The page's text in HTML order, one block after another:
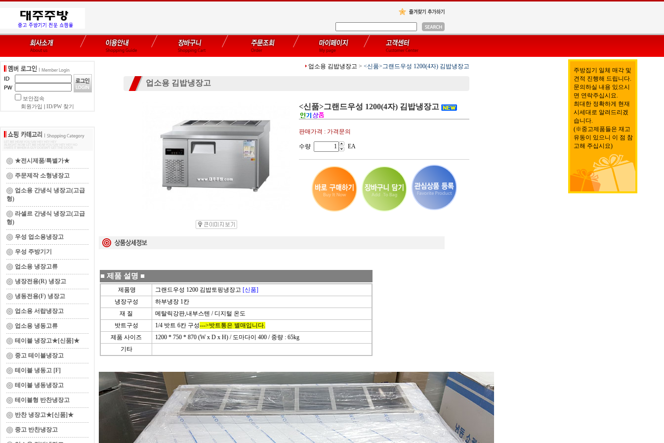
보안접속
회원가입
ID/PW 찾기
★전시제품/특별가★
주문제작 소형냉장고
업소용 간냉식 냉장고(고급
형)
라셀르 간냉식 냉장고(고급
형)
우성 업소용냉장고
우성 주방기기
업소용 냉장고류
냉장전용(R) 냉장고
냉동전용(F) 냉장고
업소용 서랍냉장고
업소용 냉동고류
테이블 냉장고★[신품]★
중고 테이블냉장고
테이블 냉동고 [F]
테이블 냉동냉장고
테이블형 반찬냉장고
반찬 냉장고★[신품]★
중고 반찬냉장고
업소용 김밥냉장고 > <신품>그랜드우성 1200(4자) 김밥냉장고
업소용 김밥냉장고
<신품>그랜드우성 1200(4자) 김밥냉장고
판매가격 : 가격문의
수량 EA
■ 제품 설명 ■
제품명 그랜드우성 1200 김밥토핑냉장고 [신품]
냉장구성
하부냉장 1칸
재 질
메탈릭강판,내부스텐 / 디지털 온도
밧트구성
1/4 밧트 6칸 구성--->밧트통은 별매입니다.
제품 사이즈
1200 * 750 * 870 (W x D x H) / 도마다이 400 / 중량 : 65kg
기타
주방집기 일체 매각 및
견적 진행해 드립니다.
문의하실 내용 있으시
면 연락주십시요.
최대한 정확하게 현재
시세대로 알려드리겠
습니다.
(※중고제품들은 재고
유동이 있으니 이 점 참
고해 주십시요)